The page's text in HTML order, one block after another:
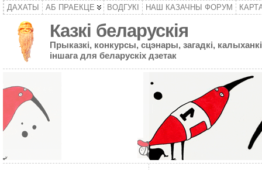
ДАХАТЫ АБ ПРАЕКЦЕ ВОДГУКІ НАШ КАЗАЧНЫ ФОРУМ
Казкі беларускія
Прыказкі, конкурсы, сцэнары, загадкі,
іншага для беларускіх дзетак